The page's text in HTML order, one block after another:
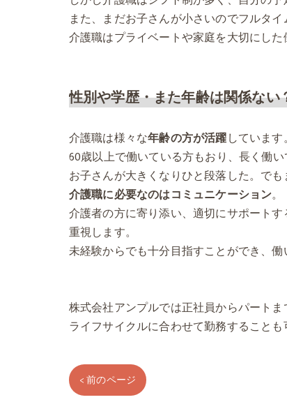
また、まだお子さんが小さいのでフルタ
介護職はプライベートや家庭を大切にした
性別や学歴・また年齢は関係ない
介護職は様々な年齢の方が活躍しています。
60歳以上で働いている方もおり、長く働い
お子さんが大きくなりひと段落した。で
介護職に必要なのはコミュニケーション。
介護者の方に寄り添い、適切にサポート
重視します。
未経験からでも十分目指すことができ、
株式会社アンプルでは正社員からパート
ライフサイクルに合わせて勤務すること
< 前のページ